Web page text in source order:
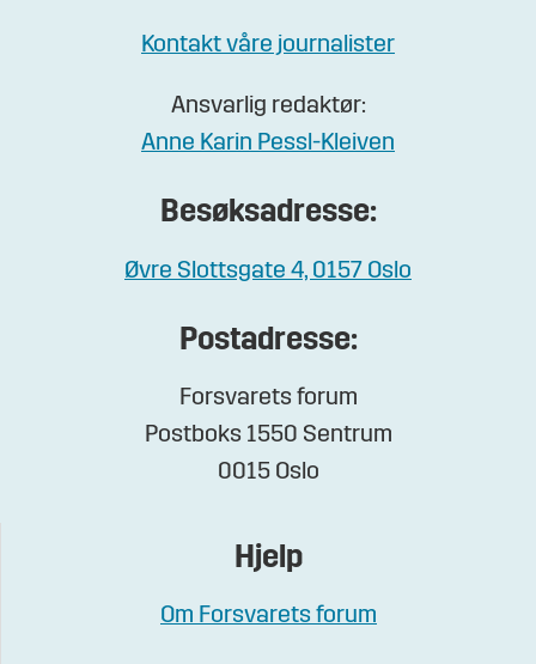
Kontakt våre journalister
Ansvarlig redaktør:
Anne Karin Pessl-Kleiven
Besøksadresse:
Øvre Slottsgate 4, 0157 Oslo
Postadresse:
Forsvarets forum
Postboks 1550 Sentrum
0015 Oslo
Hjelp
Om Forsvarets forum